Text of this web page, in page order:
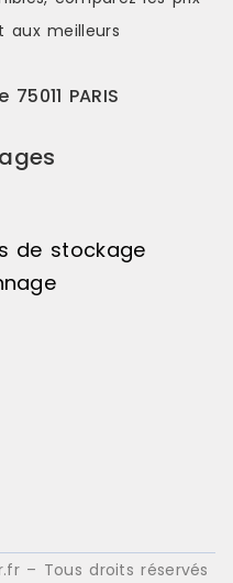
aux meilleurs
PARIS
de stockage
– Tous droits réservés